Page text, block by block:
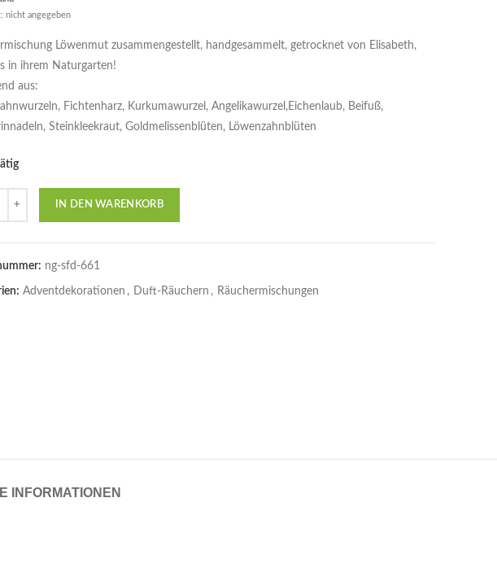
nicht angegeben
Löwenmut zusammengestellt, handgesammelt, getrocknet von Elisabeth,
in ihrem Naturgarten!
aus:
Fichtenharz, Kurkumawurzel, Angelikawurzel,Eichenlaub, Beifuß,
Steinkleekraut, Goldmelissenblüten, Löwenzahnblüten
IN DEN WARENKORB
ng-sfd-661
Adventdekorationen , Duft-Räuchern , Räuchermischungen
INFORMATIONEN